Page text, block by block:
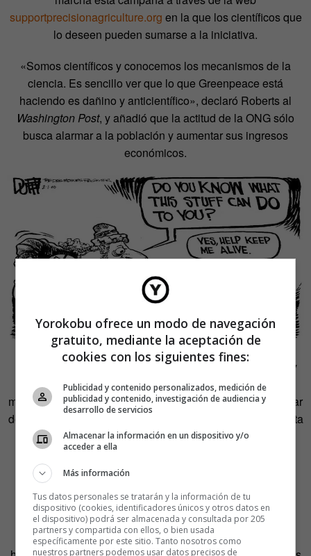
supportprecisionagriculture.org en la que los científicos que
lo deseen pueden sumarse a la iniciativa.
«Somos científicos y conocemos los mecanismos de la
ciencia. Es sencillo ver que lo que Greenpeace está
haciendo es dañino y anticientífico», declaró Roberts al
Washington Post, y añadió que la actitud de la ONG sólo
busca alarmar a la población y aumentar sus ingresos
económicos.
La controversia entre los partidarios de los transgénicos y
los seguidores de Greenpeace no es nueva. De hecho,
muchos desconfían que esta iniciativa pueda hacer cambiar
de opinión a los responsables de la organización ecologista
a pesar del respaldo de los premios Nobel.
Según declaraciones al
científicos que se han adherido a la iniciativa, Randy
Schekman, «encuentro muy llamativo que grupos que
confían en la ciencia en temas como el cambio climático
global o incluso en la importancia de la vacunación a la
Yorokobu ofrece un modo de navegación
gratuito, mediante la aceptación de
cookies con los siguientes fines:
Publicidad y contenido personalizados, medición de
publicidad y contenido, investigación de audiencia y
desarrollo de servicios
Almacenar la información en un dispositivo y/o
acceder a ella
Más información
Tus datos personales se tratarán y la información de tu
dispositivo (cookies, identificadores únicos y otros datos en
el dispositivo) podrá ser almacenada y consultada por 205
partners y compartida con ellos, o bien usada
específicamente por este sitio. Tanto nosotros como
nuestros partners podemos usar datos precisos de